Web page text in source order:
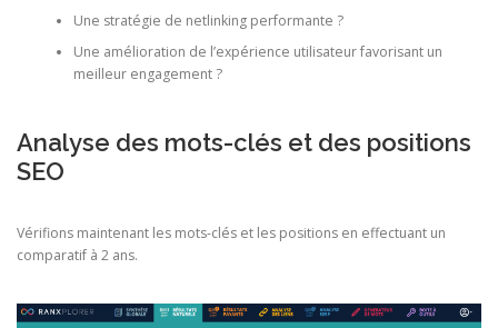
Une stratégie de netlinking performante ?
Une amélioration de l’expérience utilisateur favorisant un
meilleur engagement ?
Analyse des mots-clés et des positions
SEO
Vérifions maintenant les mots-clés et les positions en effectuant un
comparatif à 2 ans.